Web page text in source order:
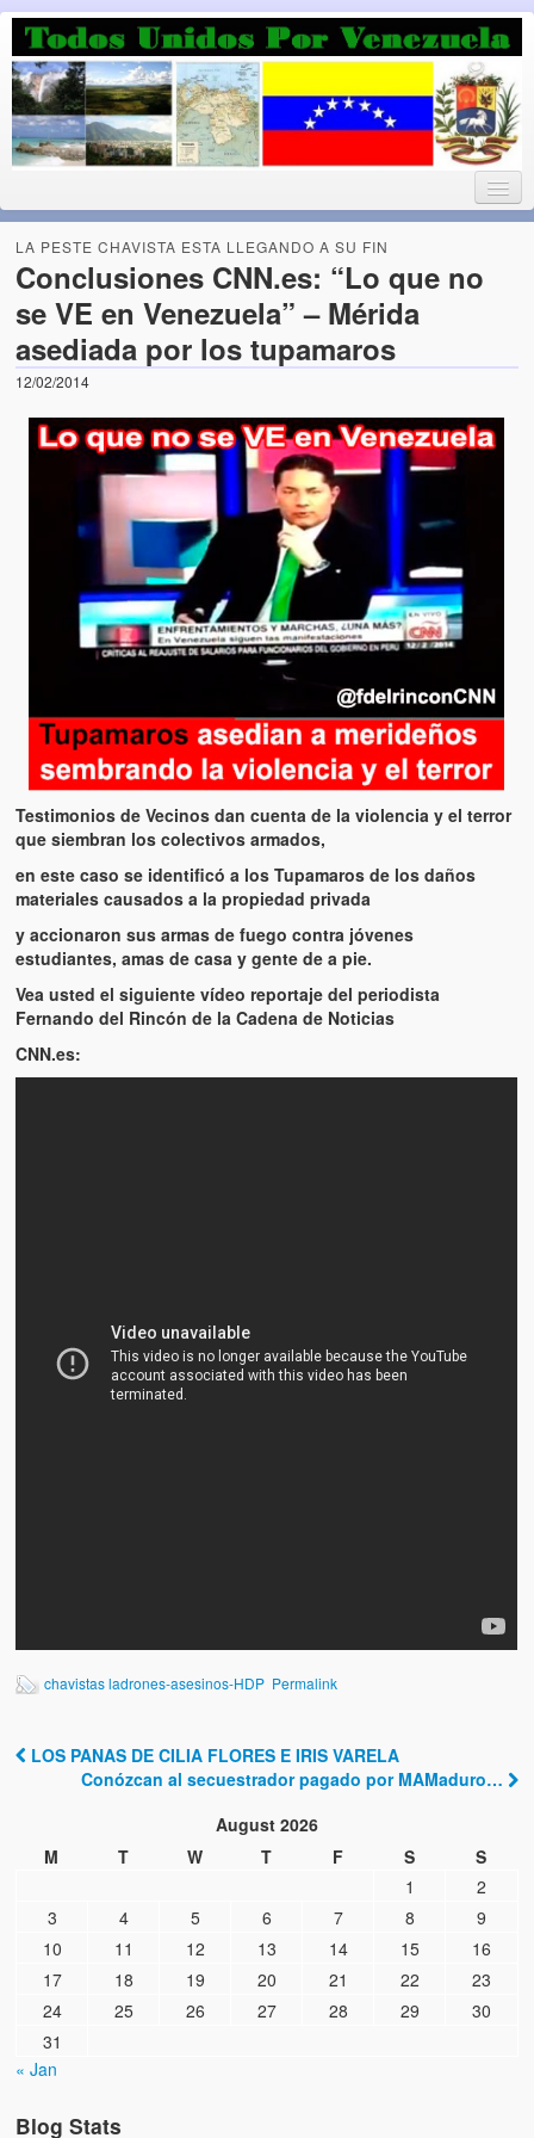
Luchando por la Democracia
Fuera el chavismo, la peor peste que le ha caido a esta tierra
Home
¡Bienvenido!
Todos Unidos por Venezuela te da la bienvenida a éste nuestro
Blog. (Todos Unidos por Venezuela welcomes you to our Blog)
Acerca de este blog (About this Blog)
Artículos
El Tipo y los Rojos en Los Teques (The Jerk and the Reds in
Teques)
Hablé con Chavistas (I spoke with chavistas)
La burla del Chavez “tan amante de los niños” (The mockery of
Chavez “such a children lover”)
Los niños de las calles de Venezuela (Children of the streets of
Venezuela)
Luis y El Mono… en armas (Luis and El Mono… armed)
Puente Llaguno, Miraflores… ¿y Lina?
Radio Emisoras y canales de televisión clausurados por el
Victimas del 11 de abril de 2002
Víctimas del régimen dictatorial de Chávez desde que tomó el
Versos
LA PESTE CHAVISTA ESTA LLEGANDO A SU FIN
Conclusiones CNN.es: “Lo que no
se VE en Venezuela” – Mérida
asediada por los tupamaros
12/02/2014
Testimonios de Vecinos dan cuenta de la violencia y el terror
que siembran los colectivos armados,
en este caso se identificó a los Tupamaros de los daños
materiales causados a la propiedad privada
y accionaron sus armas de fuego contra jóvenes
estudiantes, amas de casa y gente de a pie.
Vea usted el siguiente vídeo reportaje del periodista
Fernando del Rincón de la Cadena de Noticias
CNN.es:
chavistas ladrones-asesinos-HDP Permalink
Post navigation
LOS PANAS DE CILIA FLORES E IRIS VARELA
Conózcan al secuestrador pagado por MAMaduro…
August 2026
M
T W T F S
S
1
2
3
4 5 6 7 8
9
10
11 12 13 14 15
16
17
18 19 20 21 22
23
24
25 26 27 28 29
30
31
« Jan
Blog Stats